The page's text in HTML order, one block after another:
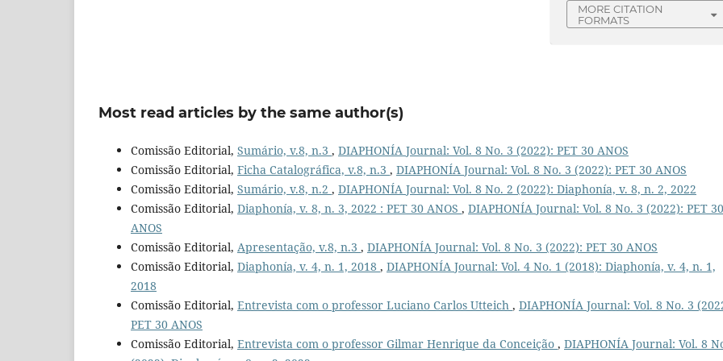
MORE CITATION
FORMATS
Most read articles by the same author(s)
Comissão Editorial, Sumário, v.8, n.3 , DIAPHONÍA Journal: Vol. 8 No. 3 (2022): PET 30 ANOS
Comissão Editorial, Ficha Catalográfica, v.8, n.3 , DIAPHONÍA Journal: Vol. 8 No. 3 (2022): PET 30 ANOS
Comissão Editorial, Sumário, v.8, n.2 , DIAPHONÍA Journal: Vol. 8 No. 2 (2022): Diaphonía, v. 8, n. 2, 2022
Comissão Editorial, Diaphonía, v. 8, n. 3, 2022 : PET 30 ANOS , DIAPHONÍA Journal: Vol. 8 No. 3 (2022): PET 30
ANOS
Comissão Editorial, Apresentação, v.8, n.3 , DIAPHONÍA Journal: Vol. 8 No. 3 (2022): PET 30 ANOS
Comissão Editorial, Diaphonía, v. 4, n. 1, 2018 , DIAPHONÍA Journal: Vol. 4 No. 1 (2018): Diaphonía, v. 4, n. 1,
2018
Comissão Editorial, Entrevista com o professor Luciano Carlos Utteich , DIAPHONÍA Journal: Vol. 8 No. 3
PET 30 ANOS
Comissão Editorial, Entrevista com o professor Gilmar Henrique da Conceição , DIAPHONÍA Journal: Vol. 8